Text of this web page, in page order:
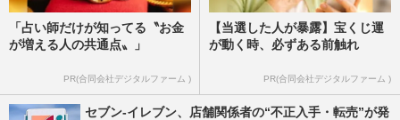
「占い師だけが知ってる〝お金
が増える人の共通点〟」
PR(合同会社デジタルファーム )
【当選した人が暴露】宝くじ運
が動く時、必ずある前触れ
PR(合同会社デジタルファーム )
セブン-イレブン、店舗関係者の“不正入手・転売”が発